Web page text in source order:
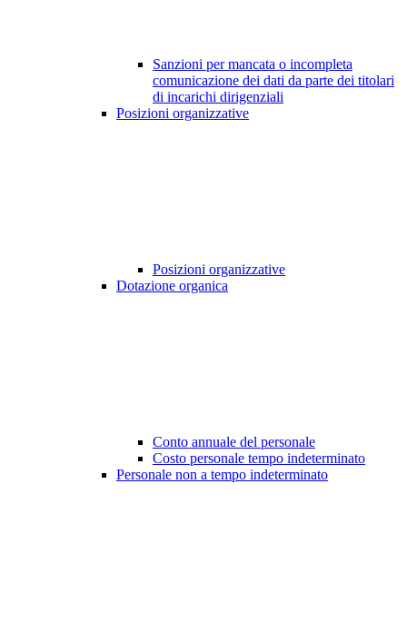
Sanzioni per mancata o incompleta
comunicazione dei dati da parte dei titolari
di incarichi dirigenziali
Posizioni organizzative
Posizioni organizzative
Dotazione organica
Conto annuale del personale
Costo personale tempo indeterminato
Personale non a tempo indeterminato